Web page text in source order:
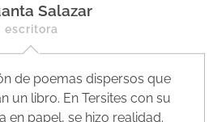
de poemas dispersos que
un libro. En Tersites con su
en papel, se hizo realidad.
Salazar
escritora